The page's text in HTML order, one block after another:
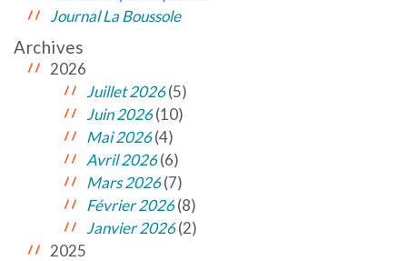
Journal La Boussole
Archives
2026
Juillet 2026(5)
Juin 2026(10)
Mai 2026(4)
Avril 2026(6)
Mars 2026(7)
Février 2026(8)
Janvier 2026(2)
2025